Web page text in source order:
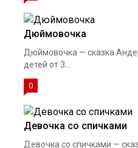
Дюймовочка
Дюймовочка — сказка
детей от 3...
0
Девочка со спичками
Девочка со спичками —